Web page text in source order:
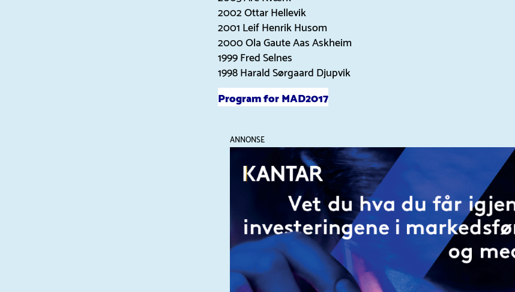
2002 Ottar Hellevik
2001 Leif Henrik Husom
2000 Ola Gaute Aas Askheim
1999 Fred Selnes
1998 Harald Sørgaard Djupvik
Program for MAD2017
ANNONSE